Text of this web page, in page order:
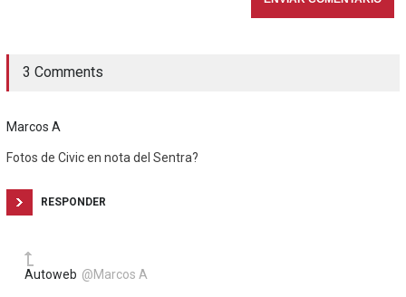
3 Comments
Marcos A
Fotos de Civic en nota del Sentra?
RESPONDER
Autoweb @Marcos A